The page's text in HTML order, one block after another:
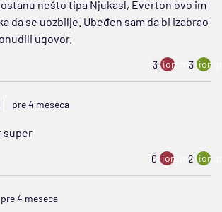
nešto tipa Njukasl, Everton ovo im
da se uozbilje. Ubeđen sam da bi izabrao
ugovor.
3 ion:minus
3
pre 4 meseca
super
0 ion:minus
2
pre 4 meseca